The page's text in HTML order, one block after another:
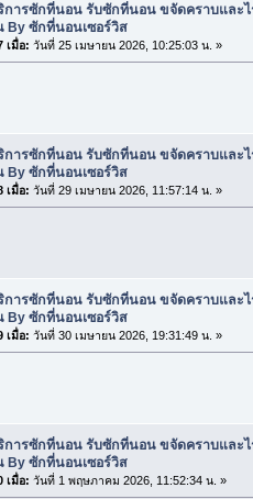
การซักที่นอน รับซักที่นอน ขจัดคราบและ
By ซักที่นอนเซอร์วิส
เมื่อ: วันที่ 25 เมษายน 2026, 10:25:03 น. »
การซักที่นอน รับซักที่นอน ขจัดคราบและ
By ซักที่นอนเซอร์วิส
เมื่อ: วันที่ 29 เมษายน 2026, 11:57:14 น. »
การซักที่นอน รับซักที่นอน ขจัดคราบและ
By ซักที่นอนเซอร์วิส
เมื่อ: วันที่ 30 เมษายน 2026, 19:31:49 น. »
การซักที่นอน รับซักที่นอน ขจัดคราบและ
By ซักที่นอนเซอร์วิส
เมื่อ: วันที่ 1 พฤษภาคม 2026, 11:52:34 น. »